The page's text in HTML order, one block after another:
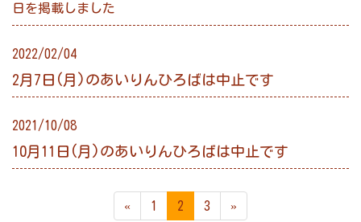
日を掲載しました
2022/02/04
2月7日(月)のあいりんひろばは中止です
2021/10/08
10月11日(月)のあいりんひろばは中止です
« 1 2 3 »